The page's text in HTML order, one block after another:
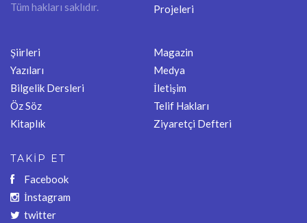
Tüm hakları saklıdır.
Projeleri
Şiirleri
Yazıları
Bilgelik Dersleri
Öz Söz
Kitaplık
Magazin
Medya
İletişim
Telif Hakları
Ziyaretçi Defteri
TAKİP ET
Facebook
İnstagram
twitter